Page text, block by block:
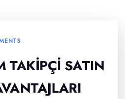
TAKIPÇI SATIN